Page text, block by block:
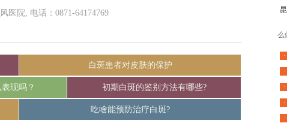
医院, 电话：0871-64174769
白斑患者对皮肤的保护
现吗？ 初期白斑的鉴别方法有哪些?
吃啥能预防治疗白斑?
么
·
·
·
·
·